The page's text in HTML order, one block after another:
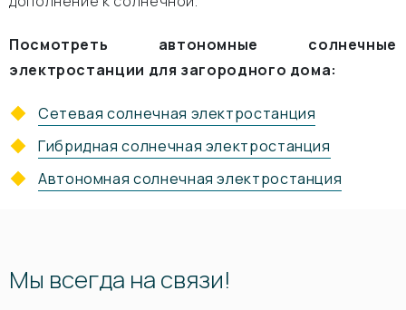
Посмотреть автономные солнечные
электростанции для загородного дома:
Сетевая солнечная электростанция
Гибридная солнечная электростанция
Автономная солнечная электростанция
Мы всегда на связи!